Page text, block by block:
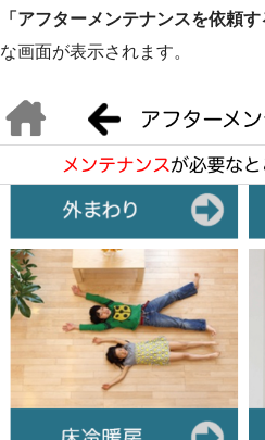
「アフターメンテナンスを依頼す
な画面が表示されます。